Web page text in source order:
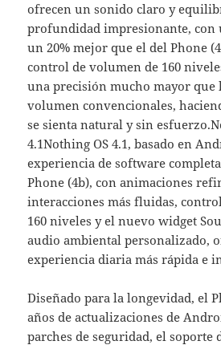
ofrecen un sonido claro y
profundidad impresionante, con
un 20% mejor que el del Phone
control de volumen de 160
una precisión mucho mayor que
volumen convencionales,
se sienta natural y sin
4.1Nothing OS 4.1, basado en
experiencia de software
Phone (4b), con animaciones
interacciones más fluidas,
160 niveles y el nuevo widget
audio ambiental personalizado,
experiencia diaria más rápida e
Diseñado para la longevidad, el
años de actualizaciones de
parches de seguridad, el soporte